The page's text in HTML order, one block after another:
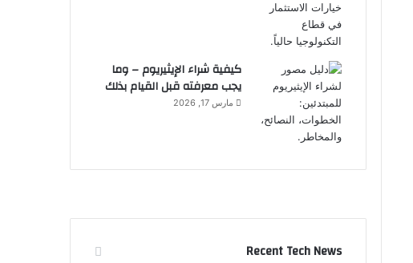
كيفية شراء الإيثيريوم – وما
يجب معرفته قبل القيام بذلك
مارس 17, 2026
Recent Tech News